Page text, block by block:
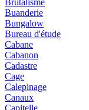
Brutalisme
Buanderie
Bungalow
Bureau d'étude
Cabane
Cabanon
Cadastre
Cage
Calepinage
Canaux